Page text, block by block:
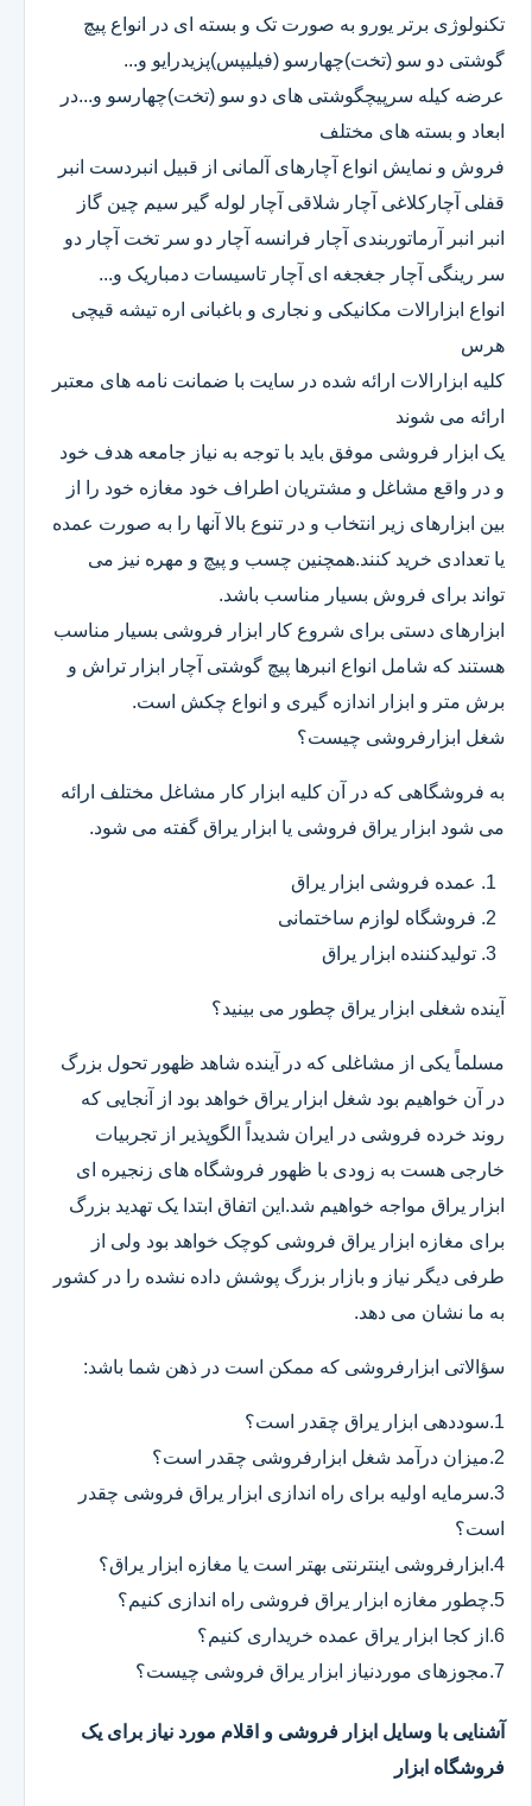
تکنولوژی برتر یورو به صورت تک و بسته ای در انواع پیچ
گوشتی دو سو (تخت)چهارسو (فیلیپس)پزیدرایو و...
عرضه کیله سرپیچگوشتی های دو سو (تخت)چهارسو و...در
ابعاد و بسته های مختلف
فروش و نمایش انواع آچارهای آلمانی از قبیل انبردست انبر
قفلی آچارکلاغی آچار شلاقی آچار لوله گیر سیم چین گاز
انبر انبر آرماتوربندی آچار فرانسه آچار دو سر تخت آچار دو
سر رینگی آچار جغجغه ای آچار تاسیسات دمباریک و...
انواع ابزارالات مکانیکی و نجاری و باغبانی اره تیشه قیچی
هرس
کلیه ابزارالات ارائه شده در سایت با ضمانت نامه های معتبر
ارائه می شوند
یک ابزار فروشی موفق باید با توجه به نیاز جامعه هدف خود
و در واقع مشاغل و مشتریان اطراف خود مغازه خود را از
بین ابزارهای زیر انتخاب و در تنوع بالا آنها را به صورت عمده
یا تعدادی خرید کنند.همچنین چسب و پیچ و مهره نیز می
تواند برای فروش بسیار مناسب باشد.
ابزارهای دستی برای شروع کار ابزار فروشی بسیار مناسب
هستند که شامل انواع انبرها پیچ گوشتی آچار ابزار تراش و
برش متر و ابزار اندازه گیری و انواع چکش است.
شغل ابزارفروشی چیست؟
به فروشگاهی که در آن کلیه ابزار کار مشاغل مختلف ارائه
می شود ابزار یراق فروشی یا ابزار یراق گفته می شود.
عمده فروشی ابزار یراق
فروشگاه لوازم ساختمانی
تولیدکننده ابزار یراق
آینده شغلی ابزار یراق چطور می بینید؟
مسلماً یکی از مشاغلی که در آینده شاهد ظهور تحول بزرگ
در آن خواهیم بود شغل ابزار یراق خواهد بود از آنجایی که
روند خرده فروشی در ایران شدیداً الگوپذیر از تجربیات
خارجی هست به زودی با ظهور فروشگاه های زنجیره ای
ابزار یراق مواجه خواهیم شد.این اتفاق ابتدا یک تهدید بزرگ
برای مغازه ابزار یراق فروشی کوچک خواهد بود ولی از
طرفی دیگر نیاز و بازار بزرگ پوشش داده نشده را در کشور
به ما نشان می دهد.
سؤالاتی ابزارفروشی که ممکن است در ذهن شما باشد:
1.سوددهی ابزار یراق چقدر است؟
2.میزان درآمد شغل ابزارفروشی چقدر است؟
3.سرمایه اولیه برای راه اندازی ابزار یراق فروشی چقدر
است؟
4.ابزارفروشی اینترنتی بهتر است یا مغازه ابزار یراق؟
5.چطور مغازه ابزار یراق فروشی راه اندازی کنیم؟
6.از کجا ابزار یراق عمده خریداری کنیم؟
7.مجوزهای موردنیاز ابزار یراق فروشی چیست؟
آشنایی با وسایل ابزار فروشی و اقلام مورد نیاز برای یک
فروشگاه ابزار